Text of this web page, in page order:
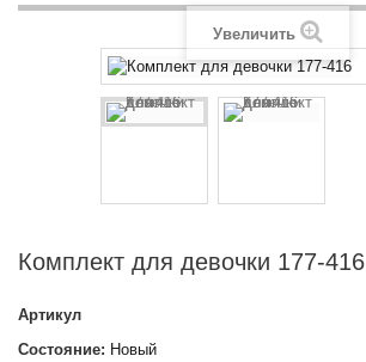
Увеличить
Комплект для девочки 177-416
Артикул
Состояние: Новый